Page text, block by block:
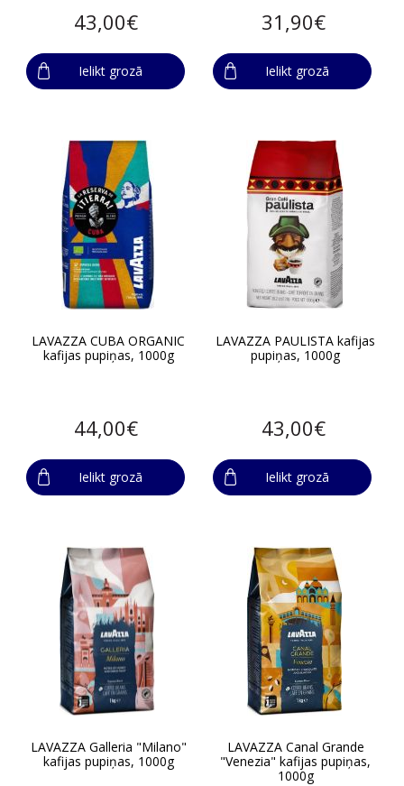
43,00€
Ielikt grozā
31,90€
Ielikt grozā
LAVAZZA CUBA ORGANIC
kafijas pupiņas, 1000g
44,00€
Ielikt grozā
LAVAZZA PAULISTA kafijas
pupiņas, 1000g
43,00€
Ielikt grozā
LAVAZZA Galleria "Milano"
kafijas pupiņas, 1000g
LAVAZZA Canal Grande
"Venezia" kafijas pupiņas,
1000g